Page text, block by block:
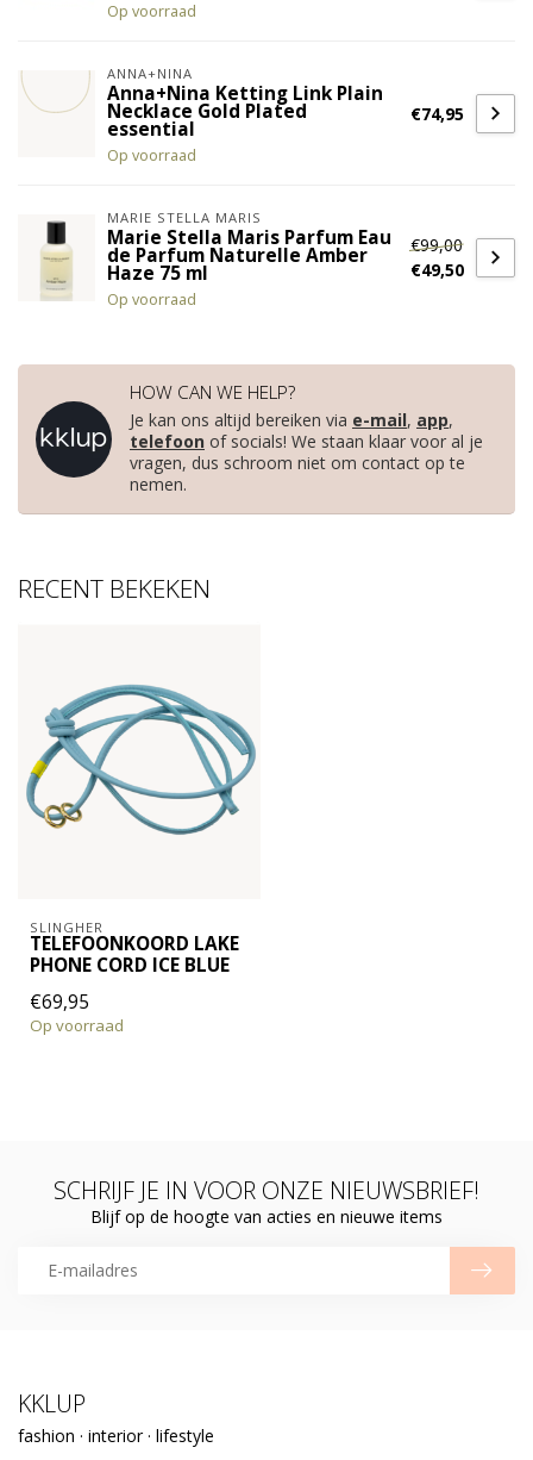
Op voorraad
ANNA+NINA
Anna+Nina Ketting Link Plain
Necklace Gold Plated
essential
Op voorraad
€74,95
MARIE STELLA MARIS
Marie Stella Maris Parfum Eau
de Parfum Naturelle Amber
Haze 75 ml
Op voorraad
€99,00
€49,50
HOW CAN WE HELP?
Je kan ons altijd bereiken via e-mail, app,
telefoon of socials! We staan klaar voor al je
vragen, dus schroom niet om contact op te
nemen.
RECENT BEKEKEN
SLINGHER
TELEFOONKOORD LAKE
PHONE CORD ICE BLUE
€69,95
Op voorraad
SCHRIJF JE IN VOOR ONZE NIEUWSBRIEF!
Blijf op de hoogte van acties en nieuwe items
KKLUP
fashion · interior · lifestyle